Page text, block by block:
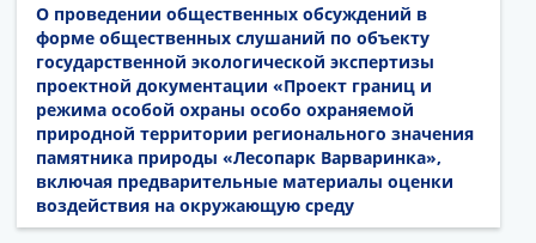
О проведении общественных обсуждений в
форме общественных слушаний по объекту
государственной экологической экспертизы
проектной документации «Проект границ и
режима особой охраны особо охраняемой
природной территории регионального значения
памятника природы «Лесопарк Варваринка»,
включая предварительные материалы оценки
воздействия на окружающую среду